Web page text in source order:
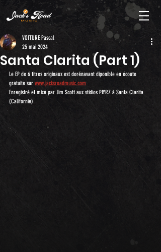
Santa Clarita (Part 1)
VOITURE Pascal
25 mai 2024
Le EP de 6 titres originaux est dorénavant diponible en écoute
gratuite sur www.jacksroadmusic.com
Enregistré et mixé par Jim Scott aux stidios PLYRZ à Santa Clarita
(Californie)